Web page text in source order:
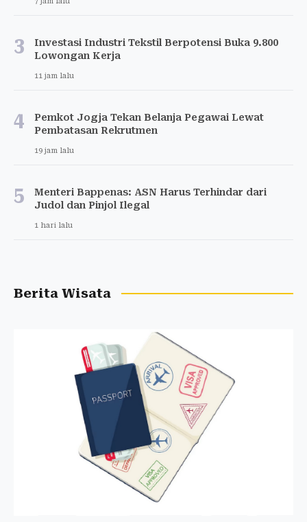
3
Investasi Industri Tekstil Berpotensi Buka 9.800
Lowongan Kerja
11 jam lalu
4
Pemkot Jogja Tekan Belanja Pegawai Lewat
Pembatasan Rekrutmen
19 jam lalu
5
Menteri Bappenas: ASN Harus Terhindar dari
Judol dan Pinjol Ilegal
1 hari lalu
Berita Wisata